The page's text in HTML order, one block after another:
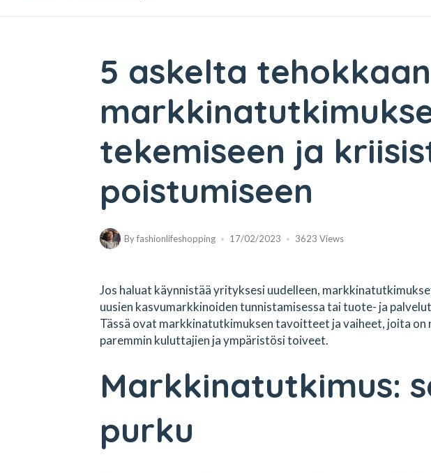
5 askelta tehokkaan
tekemiseen ja
poistumiseen
Byfashionlifeshopping 17/02/2023 3623 Views
Jos haluat käynnistää yrityksesi uudelleen,
uusien kasvumarkkinoiden tunnistamisessa tai tuote- ja
Tässä ovat markkinatutkimuksen tavoitteet ja vaiheet, joita
paremmin kuluttajien ja ympäristösi toiveet.
Markkinatutkimus:
purku